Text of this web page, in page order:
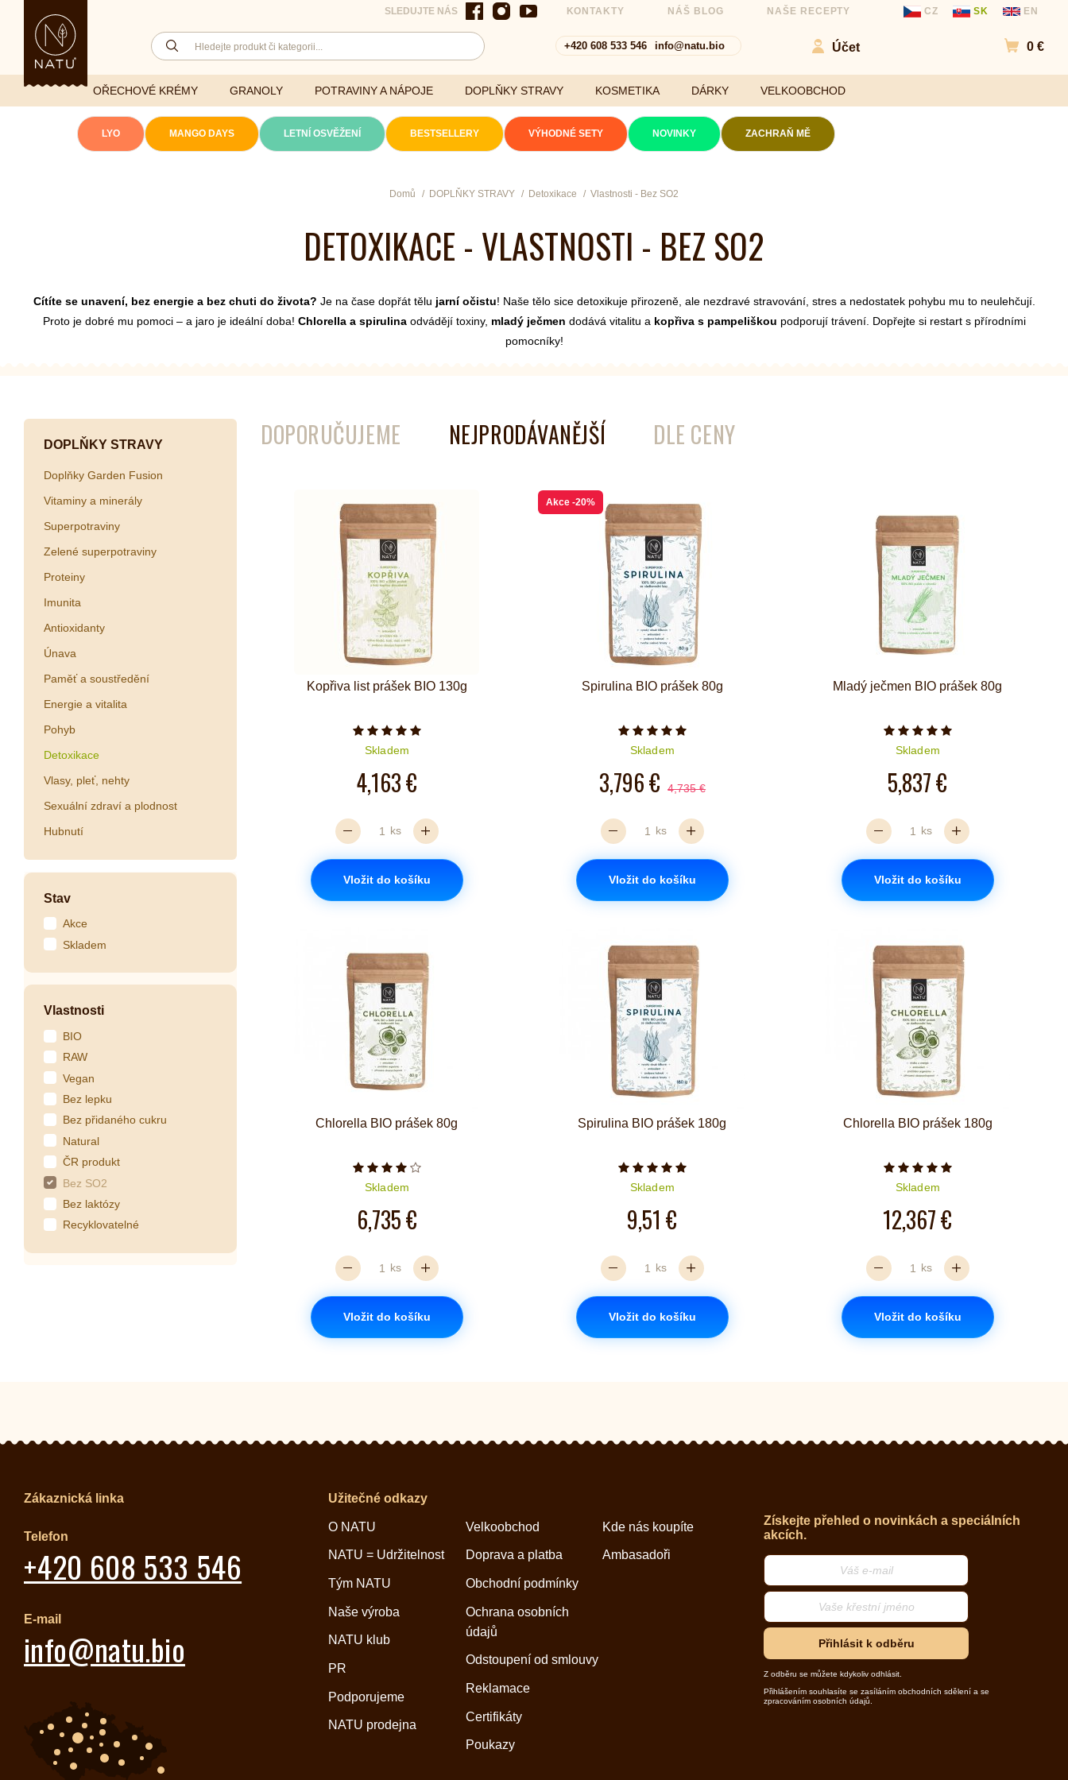
SLEDUJTE NÁS KONTAKTY NÁŠ BLOG NAŠE RECEPTY CZ SK EN
+420 608 533 546 info@natu.bio Účet
Přejít
0 €
OŘECHOVÉ KRÉMY GRANOLY POTRAVINY A NÁPOJE
Džemy
Cereálie a vločky
ořechy
Ovocné kuličky a
Bezlepkové tyčinky
Energetické nápoje
Superfood shoty
Sypané
Kokosové nádobí
DOPLŇKY STRAVY
Minerály
Přírodní extrakty
KOSMETIKA DÁRKY VELKOOBCHOD
LYO MANGO DAYS LETNÍ OSVĚŽENÍ BESTSELLERY VÝHODNÉ SETY NOVINKY ZACHRAŇ MĚ
Domů DOPLŇKY STRAVY Detoxikace Vlastnosti - Bez SO2
DETOXIKACE - VLASTNOSTI - BEZ SO2
Cítíte se unavení, bez energie a bez chuti do života? Je na čase dopřát tělu jarní očistu! Naše tělo sice detoxikuje přirozeně, ale nezdravé stravování, stres a nedostatek pohybu mu to neulehčují.
Proto je dobré mu pomoci – a jaro je ideální doba! Chlorella a spirulinaodvádějí toxiny, mladý ječmen dodává vitalitu a kopřiva s pampeliškou podporují trávení. Dopřejte si restart s přírodními
pomocníky!
DOPLŇKY STRAVY
Doplňky Garden Fusion
Vitaminy a minerály
Superpotraviny
Zelené superpotraviny
Proteiny
Imunita
Antioxidanty
Únava
Paměť a soustředění
Energie a vitalita
Pohyb
Detoxikace
Vlasy, pleť, nehty
Sexuální zdraví a plodnost
Hubnutí
Stav
Akce
Skladem
Vlastnosti
BIO
RAW
Vegan
Bez lepku
Bez přidaného cukru
Natural
ČR produkt
Bez SO2
Bez laktózy
Recyklovatelné
DOPORUČUJEME NEJPRODÁVANĚJŠÍ DLE CENY
Kopřiva list prášek BIO 130g
Počet hvězdiček je 5 z 5
Skladem
4,163 €
ks
Vložit do košíku
Akce -20%
Spirulina BIO prášek 80g
Počet hvězdiček je 5 z 5
Skladem
3,796 € 4,735 €
ks
Vložit do košíku
Mladý ječmen BIO prášek 80g
Počet hvězdiček je 5 z 5
Skladem
5,837 €
ks
Vložit do košíku
Chlorella BIO prášek 80g
Počet hvězdiček je 4 z 5
Skladem
6,735 €
ks
Vložit do košíku
Spirulina BIO prášek 180g
Počet hvězdiček je 5 z 5
Skladem
9,51 €
ks
Vložit do košíku
Chlorella BIO prášek 180g
Počet hvězdiček je 5 z 5
Skladem
12,367 €
ks
Vložit do košíku
Zákaznická linka
Telefon
+420 608 533 546
E-mail
info@natu.bio
Užitečné odkazy
O NATU
NATU = Udržitelnost
Tým NATU
Naše výroba
NATU klub
PR
Podporujeme
NATU prodejna
Velkoobchod
Doprava a platba
Obchodní podmínky
Ochrana osobních
údajů
Odstoupení od smlouvy
Reklamace
Certifikáty
Poukazy
Kde nás koupíte
Ambasadoři
Získejte přehled o novinkách a speciálních
akcích.
Přihlásit k odběru
Z odběru se můžete kdykoliv odhlásit.
Přihlášením souhlasíte se zasíláním obchodních sdělení a se
zpracováním osobních údajů.